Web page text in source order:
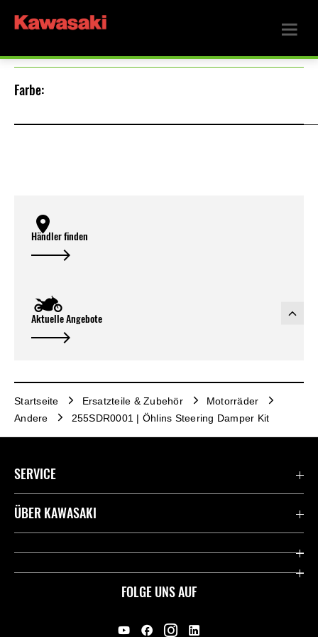
Farbe:
Händler finden
Aktuelle Angebote
Startseite Ersatzteile & Zubehör
Motorräder
Andere
255SDR0001 | Öhlins Steering Damper Kit
FOLGE UNS AUF
SERVICE
Kontaktiere uns
ÜBER KAWASAKI
Kawasaki Deutschland